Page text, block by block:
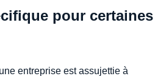
pour certaines
entreprise est assujettie à